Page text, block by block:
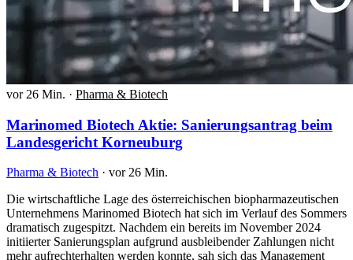
vor 26 Min. · Pharma & Biotech
Marinomed Biotech Aktie: Sanierungsantrag beim
Landesgericht Korneuburg
Pharma & Biotech · vor 26 Min.
Die wirtschaftliche Lage des österreichischen biopharmazeutischen
Unternehmens Marinomed Biotech hat sich im Verlauf des Sommers
dramatisch zugespitzt. Nachdem ein bereits im November 2024
initiierter Sanierungsplan aufgrund ausbleibender Zahlungen nicht
mehr aufrechterhalten werden konnte, sah sich das Management